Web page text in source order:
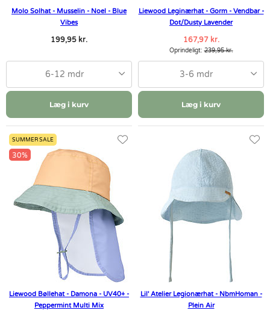
Molo Solhat - Musselin - Noel - Blue
Vibes
199,95 kr.
6-12 mdr
Læg i kurv
Liewood Leginærhat - Gorm - Vendbar -
Dot/Dusty Lavender
167,97 kr.
Oprindeligt:239,95 kr.
3-6 mdr
Læg i kurv
SUMMER SALE
30%
Liewood Bøllehat - Damona - UV40+ -
Peppermint Multi Mix
Lil' Atelier Legionærhat - NbmHoman -
Plein Air